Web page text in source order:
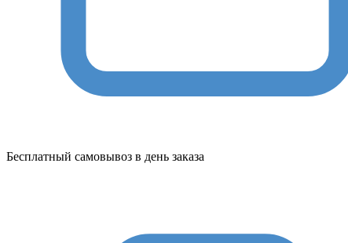
Бесплатный самовывоз в день заказа